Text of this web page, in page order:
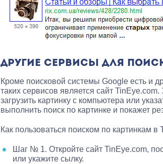
ДРУГИЕ СЕРВИСЫ ДЛЯ
Кроме поисковой системы Google есть и
таких сервисов является сайт
загрузить картинку с компьютера или
выполнить поиск по картинке и покажет
Как пользоваться поиском по картинкам в
Шаг № 1. Откройте сайт TinEye.com,
или укажите сылку.